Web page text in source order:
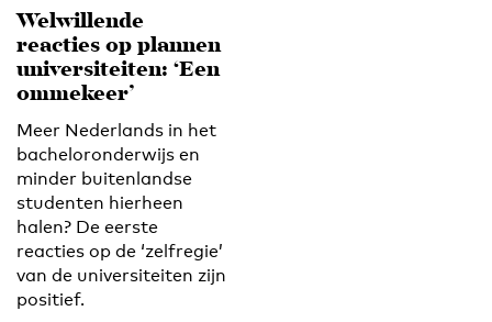
Welwillende
reacties op plannen
universiteiten: ‘Een
ommekeer’
Meer Nederlands in het
bacheloronderwijs en
minder buitenlandse
studenten hierheen
halen? De eerste
reacties op de ‘zelfregie’
van de universiteiten zijn
positief.